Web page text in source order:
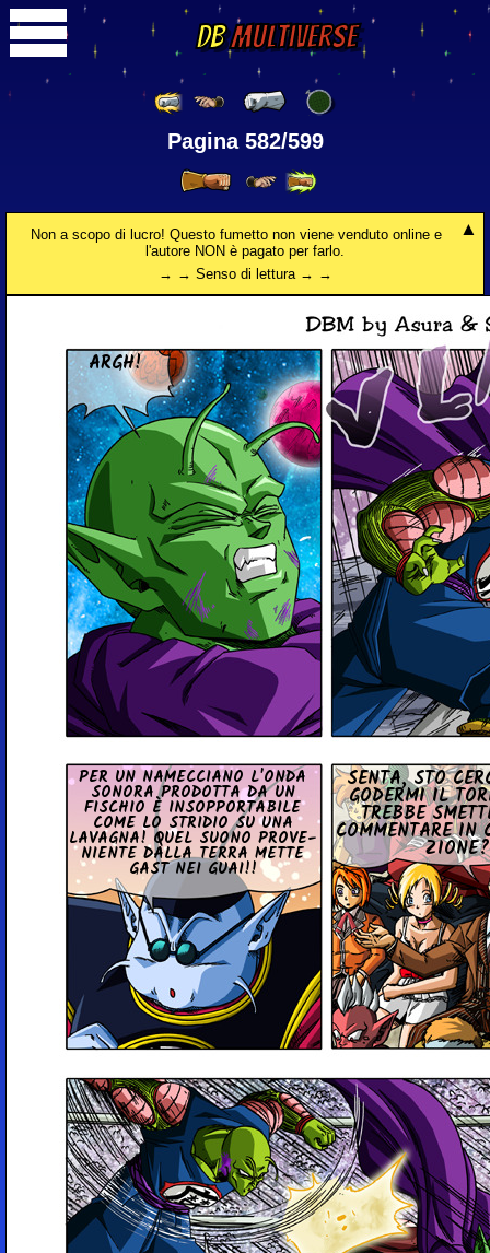
DBMultiverse
Pagina 582/599
Non a scopo di lucro! Questo fumetto non viene venduto online e
l'autore NON è pagato per farlo.
→ → Senso di lettura → →
ARGH!
PER UN NA­MEC­CIA­NO L'ONDA
SONORA PRO­DOT­TA DA UN
FISCHIO È IN­SOP­POR­TA­BI­LE
COME LO STRIDIO SU UNA
LAVAGNA! QUEL SUONO PRO­VE­
NIEN­TE DALLA TERRA METTE
GAST NEI GUAI!!
SENTA, STO
GODERMI IL
TREB­BE
COM­MEN­TA­RE
ZIO­NE?